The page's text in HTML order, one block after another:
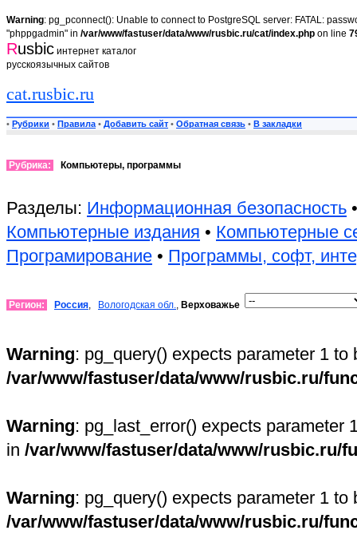
Warning: pg_pconnect(): Unable to connect to PostgreSQL server: FATAL:
"phppgadmin" in /var/www/fastuser/data/www/rusbic.ru/cat/index.php on line
Rusbic интернет каталог
русскоязычных сайтов
cat.rusbic.ru
• Рубрики • Правила • Добавить сайт • Обратная связь • В закладки
Рубрика: Компьютеры, программы
Разделы: Информационная безопасность
Компьютерные издания • Компьютерные
Програмирование • Программы, софт,
Регион: Россия, Вологодская обл., Верховажье
Warning: pg_query() expects parameter 1
/var/www/fastuser/data/www/rusbic.ru/
Warning: pg_last_error() expects parameter
in /var/www/fastuser/data/www/rusbic.ru/
Warning: pg_query() expects parameter 1
/var/www/fastuser/data/www/rusbic.ru/